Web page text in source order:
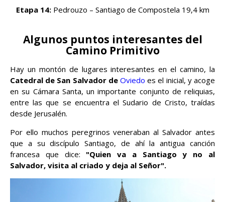
Etapa 14: Pedrouzo – Santiago de Compostela 19,4 km
Algunos puntos interesantes del
Camino Primitivo
Hay un montón de lugares interesantes en el camino, la
Catedral de San Salvador de Oviedo es el inicial, y acoge
en su Cámara Santa, un importante conjunto de reliquias,
entre las que se encuentra el Sudario de Cristo, traídas
desde Jerusalén.
Por ello muchos peregrinos veneraban al Salvador antes
que a su discípulo Santiago, de ahí la antigua canción
francesa que dice: "Quien va a Santiago y no al
Salvador, visita al criado y deja al Señor".